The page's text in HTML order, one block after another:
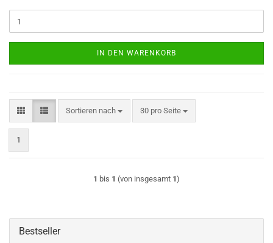
IN DEN WARENKORB
Sortieren nach
Sortieren nach 30 pro Seite
pro Seite
1
1 bis 1 (von insgesamt 1)
Bestseller